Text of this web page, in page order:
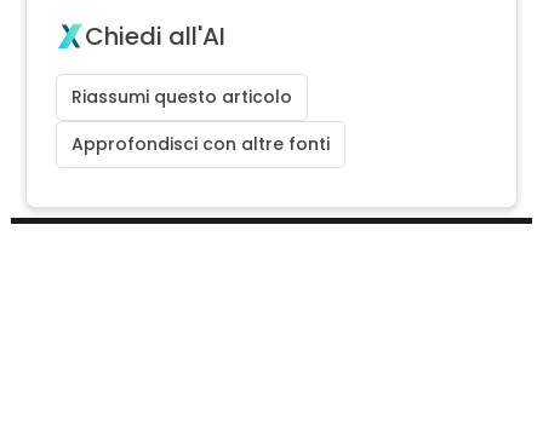
Chiedi all'AI
Riassumi questo articolo
Approfondisci con altre fonti